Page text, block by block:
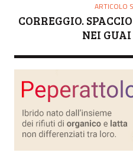
ARTICOLO
CORREGGIO.
NEI